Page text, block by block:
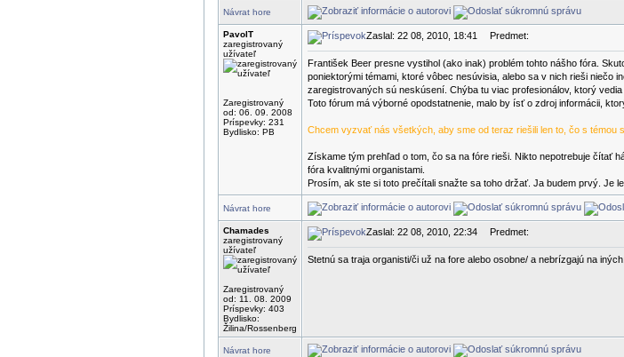
Návrat hore
PavolT
zaregistrovaný
užívateľ
Zaregistrovaný
od: 06. 09. 2008
Príspevky: 231
Bydlisko: PB
Zaslal: 22 08, 2010, 18:41 Predmet:
František Beer presne vystihol (ako inak) problém tohto nášho fóra.
poniektorými témami, ktoré vôbec nesúvisia, alebo sa v nich rieši niečo
zaregistrovaných sú neskúsení. Chýba tu viac profesionálov, ktorý vedia
Toto fórum má výborné opodstatnenie, malo by ísť o zdroj informácii,
Chcem vyzvať nás všetkých, aby sme od teraz riešili len to, čo s témou
Získame tým prehľad o tom, čo sa na fóre rieši. Nikto nepotrebuje čítať
fóra kvalitnými organistami.
Prosím, ak ste si toto prečítali snažte sa toho držať. Ja budem prvý. Je
Návrat hore
Chamades
zaregistrovaný
užívateľ
Zaregistrovaný
od: 11. 08. 2009
Príspevky: 403
Bydlisko:
Žilina/Rossenberg
Zaslal: 22 08, 2010, 22:34 Predmet:
Stetnú sa traja organisti/či už na fore alebo osobne/ a nebrízgajú na
Návrat hore